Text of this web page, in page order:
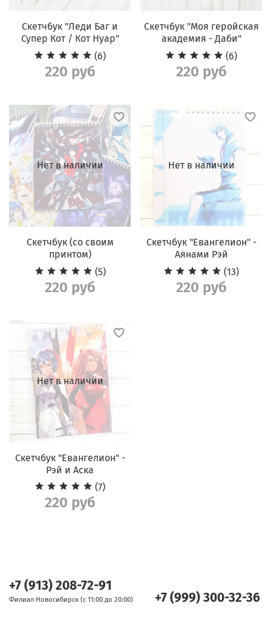
Скетчбук "Леди Баг и
Супер Кот / Кот Нуар"
(6)
220 руб
Скетчбук "Моя геройская
академия - Даби"
(6)
220 руб
Нет в наличии
Скетчбук (со своим
принтом)
(5)
220 руб
Нет в наличии
Скетчбук "Евангелион" -
Аянами Рэй
(13)
220 руб
Нет в наличии
Скетчбук "Евангелион" -
Рэй и Аска
(7)
220 руб
+7 (913) 208-72-91
Филиал Новосибирск (с 11:00 до 20:00) +7 (999) 300-32-36